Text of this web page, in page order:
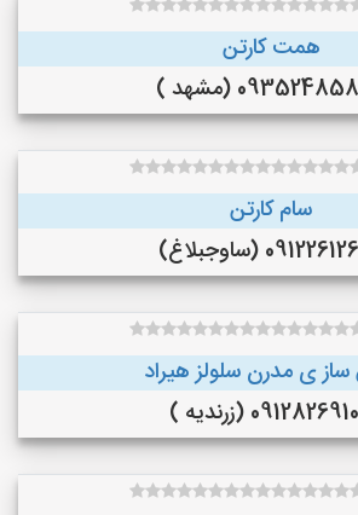
همت کارتن
(مشهد )
سام کارتن
(ساوجبلاغ)
ساز ی مدرن سلولز هیراد
(زرندیه )